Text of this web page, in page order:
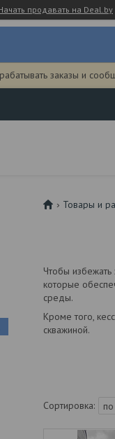
продавать на Deal.by
заказы и
Товары и
Чтобы избежать
которые
среды.
Кроме того,
скважиной.